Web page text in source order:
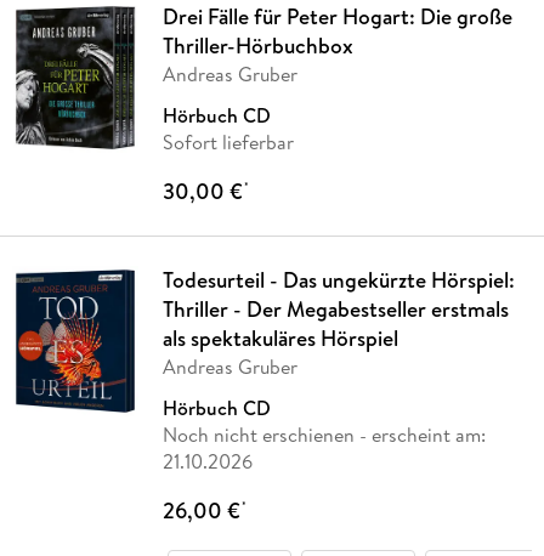
Drei Fälle für Peter Hogart: Die große
Thriller-Hörbuchbox
Andreas Gruber
Hörbuch CD
Sofort lieferbar
30,00 €*
Todesurteil - Das ungekürzte Hörspiel:
Thriller - Der Megabestseller erstmals
als spektakuläres Hörspiel
Andreas Gruber
Hörbuch CD
Noch nicht erschienen - erscheint am:
21.10.2026
26,00 €*